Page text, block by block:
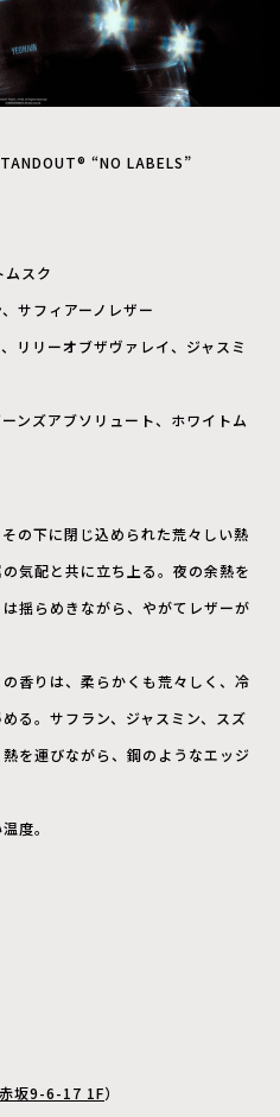
“NO LABELS”
スク
サフィアーノレザー
リリーオブザヴァレイ、ジャスミ
ンズアブソリュート、ホワイトム
の下に閉じ込められた荒々しい熱
気配と共に立ち上る。夜の余熱を
揺らめきながら、やがてレザーが
香りは、柔らかくも荒々しく、冷
る。サフラン、ジャスミン、スズ
を運びながら、鋼のようなエッジ
度。
坂9-6-17 1F）